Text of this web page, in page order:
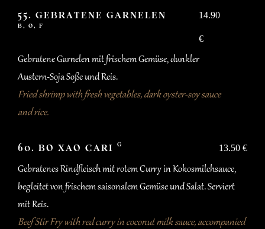
55. GEBRATENE GARNELEN
B, O, F
14.90
€
Gebratene Garnelen mit frischem Gemüse, dunkler
Austern-Soja Soße und Reis.
Fried shrimp with fresh vegetables, dark oyster-soy sauce
and rice.
60. BO XAO CARIG 13.50 €
Gebratenes Rindfleisch mit rotem Curry in Kokosmilchsauce,
begleitet von frischem saisonalem Gemüse und Salat. Serviert
mit Reis.
Beef Stir Fry with red curry in coconut milk sauce, accompanied